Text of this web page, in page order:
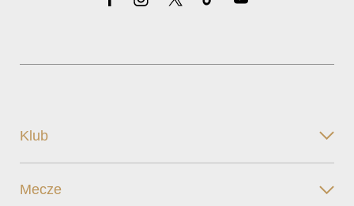
Klub
Mecze